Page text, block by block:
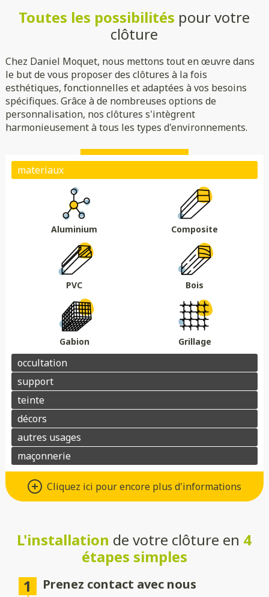
Toutes les possibilités pour votre
clôture
Chez Daniel Moquet, nous mettons tout en œuvre dans
le but de vous proposer des clôtures à la fois
esthétiques, fonctionnelles et adaptées à vos besoins
spécifiques. Grâce à de nombreuses options de
personnalisation, nos clôtures s'intègrent
harmonieusement à tous les types d'environnements.
Aluminium Composite
PVC Bois
Gabion Grillage
Plein
Essences de bois
Coloris au choix
DMC 301
DMC 303 B
DMC 304
DMC 305
Barrière acoustique
Tour piscine
Couvertine
Cliquez ici pour encore plus d'informations
Un grand choix de matériaux de
qualité
: moderne, léger et résistant à la corrosion.
Composite
d’entretien.
L'installation de votre clôture en 4
étapes simples
Prenez contact avec nous